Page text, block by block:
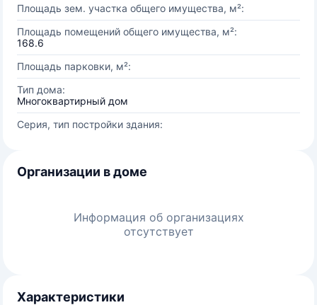
Площадь зем. участка общего имущества, м²:
Площадь помещений общего имущества, м²:
168.6
Площадь парковки, м²:
Тип дома:
Многоквартирный дом
Серия, тип постройки здания:
Организации в доме
Информация об организациях
отсутствует
Характеристики